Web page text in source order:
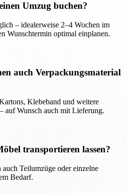
Umzug buchen?
– idealerweise 2–4 Wochen im
Wunschtermin optimal einplanen.
auch Verpackungsmaterial
Klebeband und weitere
auf Wunsch auch mit Lieferung.
transportieren lassen?
Teilumzüge oder einzelne
Bedarf.